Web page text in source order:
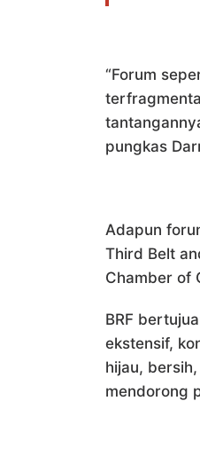
“Forum
pungkas
Adapun
Third Belt
Chamber of
BRF
ekstensif,
hijau,
mendorong